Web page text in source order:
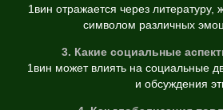
1вин отражается через литературу,
символом различных
3. Какие социальные
1вин может влиять на социальные
и обсуждения